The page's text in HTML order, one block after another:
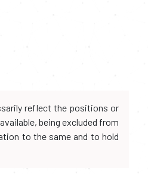
reflect the positions or
being excluded from
to the same and to hold